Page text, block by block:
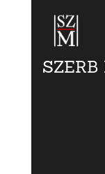
SZERB